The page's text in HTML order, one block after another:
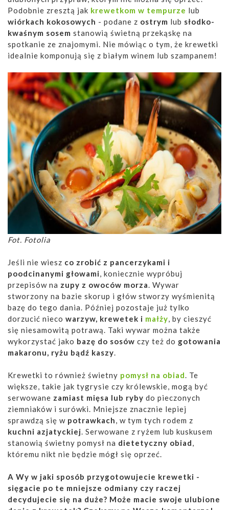
Podobnie zresztą jak krewetkom w tempurze lub
wiórkach kokosowych - podane z ostrym lub słodko-
kwaśnym sosem stanowią świetną przekąskę na
spotkanie ze znajomymi. Nie mówiąc o tym, że krewetki
idealnie komponują się z białym winem lub szampanem!
Fot. Fotolia
Jeśli nie wiesz co zrobić z pancerzykami i
poodcinanymi głowami, koniecznie wypróbuj
przepisów na zupy z owoców morza. Wywar
stworzony na bazie skorup i głów stworzy wyśmienitą
bazę do tego dania. Później pozostaje już tylko
dorzucić nieco warzyw, krewetek i małży, by cieszyć
się niesamowitą potrawą. Taki wywar można także
wykorzystać jako bazę do sosów czy też do gotowania
makaronu, ryżu bądź kaszy.
Krewetki to również świetny pomysł na obiad. Te
większe, takie jak tygrysie czy królewskie, mogą być
serwowane zamiast mięsa lub ryby do pieczonych
ziemniaków i surówki. Mniejsze znacznie lepiej
sprawdzą się w potrawkach, w tym tych rodem z
kuchni azjatyckiej. Serwowane z ryżem lub kuskusem
stanowią świetny pomysł na dietetyczny obiad,
któremu nikt nie będzie mógł się oprzeć.
A Wy w jaki sposób przygotowujecie krewetki -
sięgacie po te mniejsze odmiany czy raczej
decydujecie się na duże? Może macie swoje ulubione